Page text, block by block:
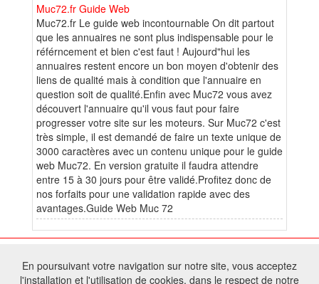
Muc72.fr Guide Web
Muc72.fr Le guide web incontournable On dit partout
que les annuaires ne sont plus indispensable pour le
référncement et bien c'est faut ! Aujourd"hui les
annuaires restent encore un bon moyen d'obtenir des
liens de qualité mais à condition que l'annuaire en
question soit de qualité.Enfin avec Muc72 vous avez
découvert l'annuaire qu'il vous faut pour faire
progresser votre site sur les moteurs. Sur Muc72 c'est
très simple, il est demandé de faire un texte unique de
3000 caractères avec un contenu unique pour le guide
web Muc72. En version gratuite il faudra attendre
entre 15 à 30 jours pour être validé.Profitez donc de
nos forfaits pour une validation rapide avec des
avantages.Guide Web Muc 72
FontAwesome
En poursuivant votre navigation sur notre site, vous acceptez
l'installation et l'utilisation de cookies, dans le respect de notre